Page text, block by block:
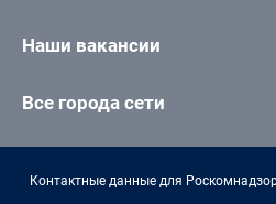
Наши вакансии
Все города сети
Контактные данные для